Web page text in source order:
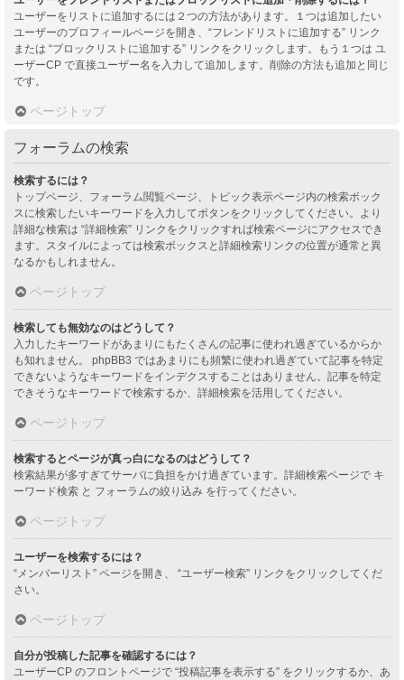
ユーザーをリストに追加するには２つの方法があります。１つは追加したい
ユーザーのプロフィールページを開き、“フレンドリストに追加する” リンク
または “ブロックリストに追加する” リンクをクリックします。もう１つは ユ
ーザーCP で直接ユーザー名を入力して追加します。削除の方法も追加と同じ
です。
ページトップ
フォーラムの検索
検索するには？
トップページ、フォーラム閲覧ページ、トピック表示ページ内の検索ボック
スに検索したいキーワードを入力してボタンをクリックしてください。より
詳細な検索は “詳細検索” リンクをクリックすれば検索ページにアクセスでき
ます。スタイルによっては検索ボックスと詳細検索リンクの位置が通常と異
なるかもしれません。
ページトップ
検索しても無効なのはどうして？
入力したキーワードがあまりにもたくさんの記事に使われ過ぎているからか
も知れません。 phpBB3 ではあまりにも頻繁に使われ過ぎていて記事を特定
できないようなキーワードをインデクスすることはありません。記事を特定
できそうなキーワードで検索するか、詳細検索を活用してください。
ページトップ
検索するとページが真っ白になるのはどうして？
検索結果が多すぎてサーバに負担をかけ過ぎています。詳細検索ページで キ
ーワード検索 と フォーラムの絞り込み を行ってください。
ページトップ
ユーザーを検索するには？
“メンバーリスト” ページを開き、 “ユーザー検索” リンクをクリックしてくだ
さい。
ページトップ
自分が投稿した記事を確認するには？
ユーザーCP のフロントページで “投稿記事を表示する” をクリックするか、あ